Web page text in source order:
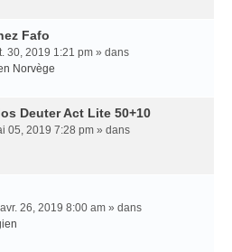
Fafo
30, 2019 1:21 pm » dans
Norvège
Deuter Act Lite 50+10
05, 2019 7:28 pm » dans
26, 2019 8:00 am » dans